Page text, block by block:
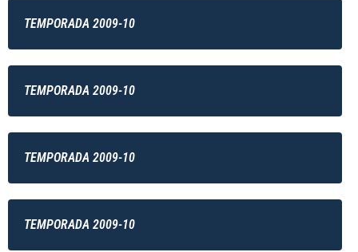
TEMPORADA 2009-10
TEMPORADA 2009-10
TEMPORADA 2009-10
TEMPORADA 2009-10